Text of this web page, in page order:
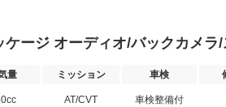
ージ オーディオ/バックカメラ
量 ミッション 車検
AT/CVT 車検整備付